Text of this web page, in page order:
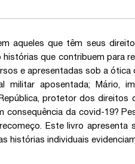
aqueles que têm seus
histórias que contribuem para
e apresentadas sob a ótica
militar aposentada; Mário,
protetor dos direitos
consequência da covid-19?
Este livro apresenta
histórias individuais